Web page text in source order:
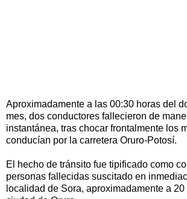
Aproximadamente a las 00:30 horas del
mes, dos conductores fallecieron de
instantánea, tras chocar frontalmente los
conducían por la carretera Oruro-Potosí.
El hecho de tránsito fue tipificado como
personas fallecidas suscitado en
localidad de Sora, aproximadamente a